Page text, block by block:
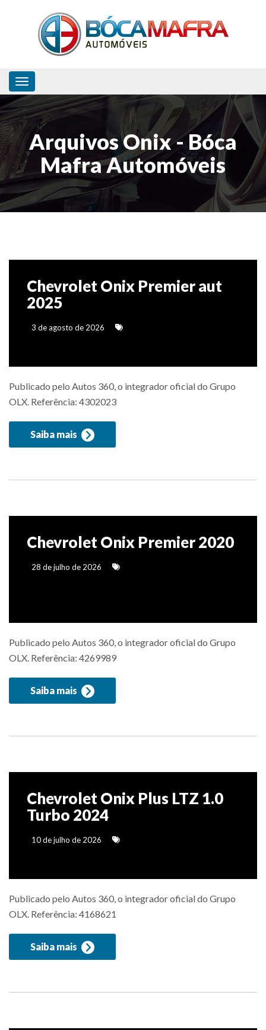
Toggle navigation
Arquivos Onix - Bóca
Mafra Automóveis
Chevrolet Onix Premier aut
2025
3 de agosto de 2026
Publicado pelo Autos 360, o integrador oficial do Grupo
OLX. Referência: 4302023
Saiba mais
Chevrolet Onix Premier 2020
28 de julho de 2026
Publicado pelo Autos 360, o integrador oficial do Grupo
OLX. Referência: 4269989
Saiba mais
Chevrolet Onix Plus LTZ 1.0
Turbo 2024
10 de julho de 2026
Publicado pelo Autos 360, o integrador oficial do Grupo
OLX. Referência: 4168621
Saiba mais